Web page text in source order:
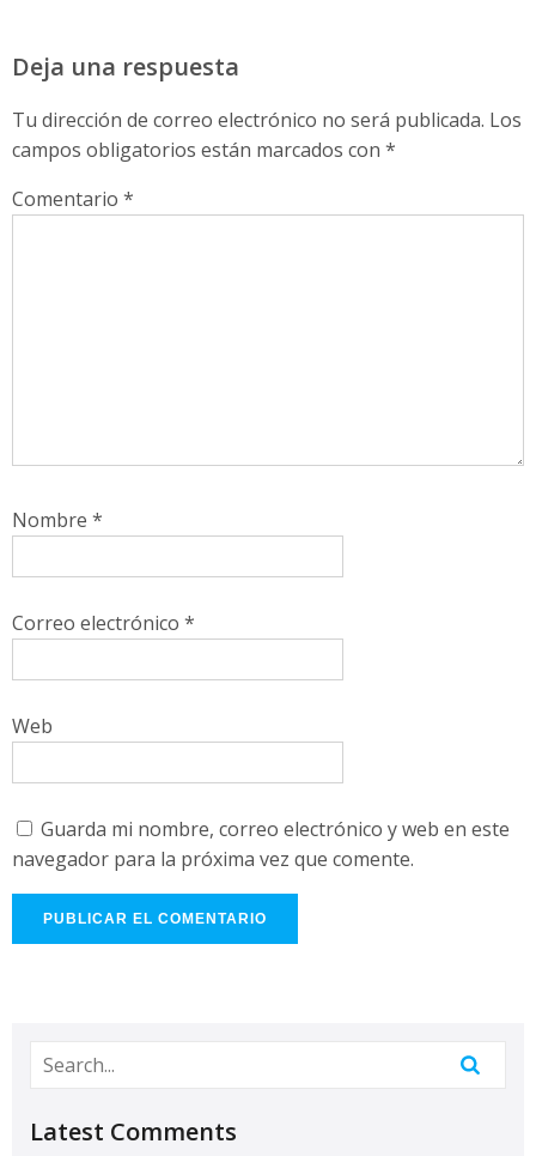
Deja una respuesta
Tu dirección de correo electrónico no será publicada. Los
campos obligatorios están marcados con *
Comentario *
Nombre *
Correo electrónico *
Web
Guarda mi nombre, correo electrónico y web en este
navegador para la próxima vez que comente.
Latest Comments